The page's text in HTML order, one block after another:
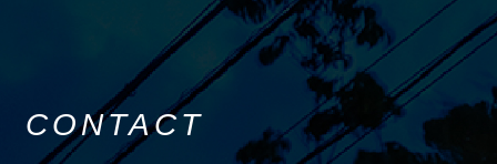
CONTACT